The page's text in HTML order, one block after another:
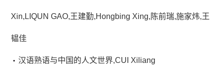
Xin,LIQUN GAO,王建勤,Hongbing Xing,陈前瑞,施家炜,王
韫佳
汉语熟语与中国的人文世界,CUI Xiliang